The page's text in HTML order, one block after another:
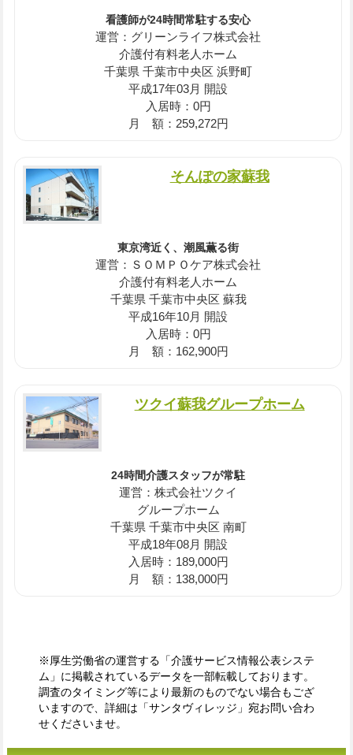
看護師が24時間常駐する安心
運営：グリーンライフ株式会社
介護付有料老人ホーム
千葉県 千葉市中央区 浜野町
平成17年03月 開設
入居時：0円
月 額：259,272円
そんぽの家蘇我
東京湾近く、潮風薫る街
運営：ＳＯＭＰＯケア株式会社
介護付有料老人ホーム
千葉県 千葉市中央区 蘇我
平成16年10月 開設
入居時：0円
月 額：162,900円
ツクイ蘇我グループホーム
24時間介護スタッフが常駐
運営：株式会社ツクイ
グループホーム
千葉県 千葉市中央区 南町
平成18年08月 開設
入居時：189,000円
月 額：138,000円
※厚生労働省の運営する「介護サービス情報公表システ
ム」に掲載されているデータを一部転載しております。
調査のタイミング等により最新のものでない場合もござ
いますので、詳細は「サンタヴィレッジ」宛お問い合わ
せくださいませ。